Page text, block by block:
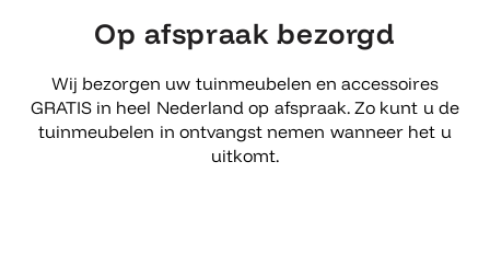
Op afspraak bezorgd
Wij bezorgen uw tuinmeubelen en accessoires
GRATIS in heel Nederland op afspraak. Zo kunt u de
tuinmeubelen in ontvangst nemen wanneer het u
uitkomt.